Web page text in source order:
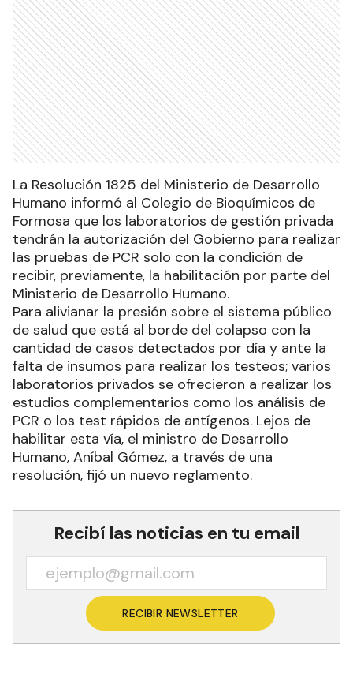
La Resolución 1825 del Ministerio de Desarrollo
Humano informó al Colegio de Bioquímicos de
Formosa que los laboratorios de gestión privada
tendrán la autorización del Gobierno para realizar
las pruebas de PCR solo con la condición de
recibir, previamente, la habilitación por parte del
Ministerio de Desarrollo Humano.
Para alivianar la presión sobre el sistema público
de salud que está al borde del colapso con la
cantidad de casos detectados por día y ante la
falta de insumos para realizar los testeos; varios
laboratorios privados se ofrecieron a realizar los
estudios complementarios como los análisis de
PCR o los test rápidos de antígenos. Lejos de
habilitar esta vía, el ministro de Desarrollo
Humano, Aníbal Gómez, a través de una
resolución, fijó un nuevo reglamento.
Recibí las noticias en tu email
RECIBIR NEWSLETTER